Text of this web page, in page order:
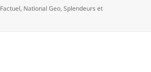
Catégories
Factuel, National Geo,Splendeurs et